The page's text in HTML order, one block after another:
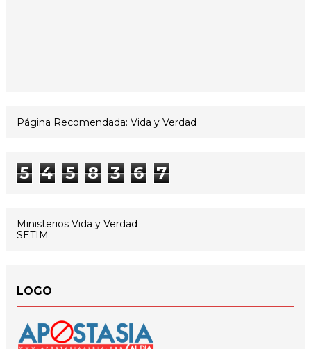
Página Recomendada: Vida y Verdad
5 4 5 8 3 6 7
Ministerios Vida y Verdad
SETIM
LOGO